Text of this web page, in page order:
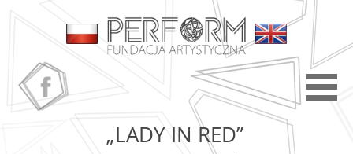
„LADY IN RED”